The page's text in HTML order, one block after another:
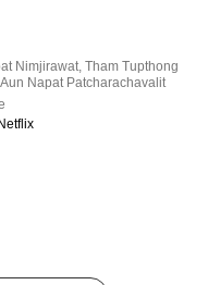
Nimjirawat,Tham Tupthong
Aun Napat Patcharachavalit